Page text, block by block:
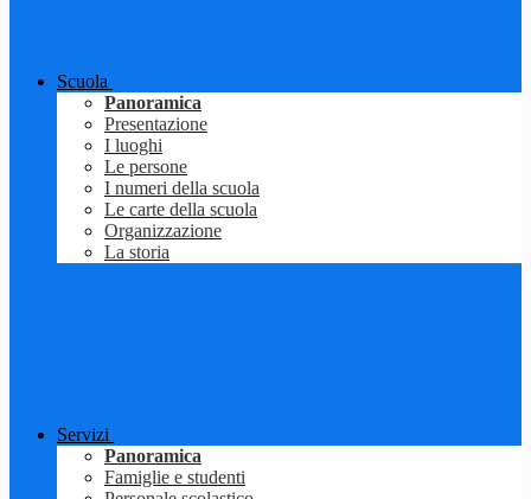
Scuola
Panoramica
Presentazione
I luoghi
Le persone
I numeri della scuola
Le carte della scuola
Organizzazione
La storia
Servizi
Panoramica
Famiglie e studenti